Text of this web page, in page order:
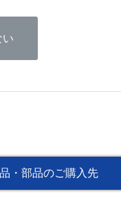
い
・部品のご購入先